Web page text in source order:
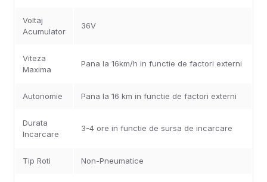
Voltaj
Acumulator
36V
Viteza
Maxima
Pana la 16km/h in functie de factori externi
Autonomie Pana la 16 km in functie de factori externi
Durata
Incarcare
3-4 ore in functie de sursa de incarcare
Tip Roti Non-Pneumatice